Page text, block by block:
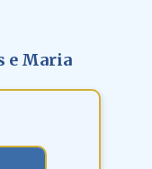
e Maria